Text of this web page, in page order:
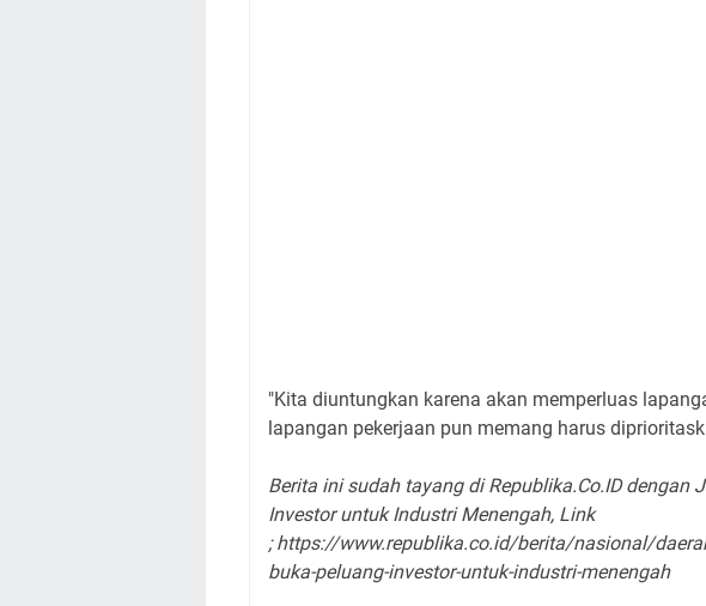
"Kita diuntungkan karena akan memperluas
lapangan pekerjaan pun memang harus
Berita ini sudah tayang di Republika.Co.ID dengan
Investor untuk Industri Menengah, Link
; https://www.republika.co.id/berita/nasional/
buka-peluang-investor-untuk-industri-menengah